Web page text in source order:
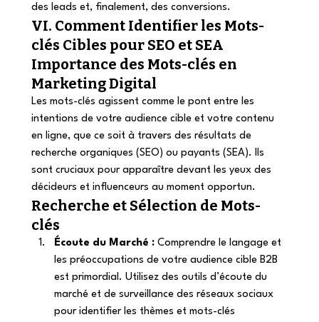
des leads et, finalement, des conversions.
VI. Comment Identifier les Mots-
clés Cibles pour SEO et SEA
Importance des Mots-clés en
Marketing Digital
Les mots-clés agissent comme le pont entre les
intentions de votre audience cible et votre contenu
en ligne, que ce soit à travers des résultats de
recherche organiques (SEO) ou payants (SEA). Ils
sont cruciaux pour apparaître devant les yeux des
décideurs et influenceurs au moment opportun.
Recherche et Sélection de Mots-
clés
Écoute du Marché : Comprendre le langage et
les préoccupations de votre audience cible B2B
est primordial. Utilisez des outils d’écoute du
marché et de surveillance des réseaux sociaux
pour identifier les thèmes et mots-clés